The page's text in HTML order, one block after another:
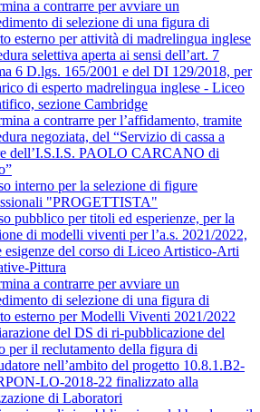
a contrarre per avviare un
di selezione di una figura di
esterno per attività di madrelingua inglese
selettiva aperta ai sensi dell’art. 7
6 D.lgs. 165/2001 e del DI 129/2018, per
di esperto madrelingua inglese - Liceo
sezione Cambridge
a contrarre per l’affidamento, tramite
negoziata, del “Servizio di cassa a
dell’I.S.I.S. PAOLO CARCANO di
interno per la selezione di figure
"PROGETTISTA"
pubblico per titoli ed esperienze, per la
di modelli viventi per l’a.s. 2021/2022,
esigenze del corso di Liceo Artistico-Arti
Pittura
a contrarre per avviare un
di selezione di una figura di
esterno per Modelli Viventi 2021/2022
del DS di ri-pubblicazione del
per il reclutamento della figura di
nell’ambito del progetto 10.8.1.B2-
LO-2018-22 finalizzato alla
di Laboratori